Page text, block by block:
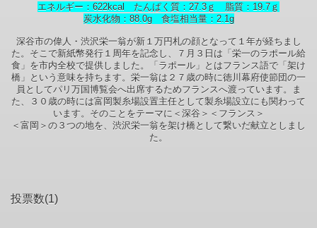
エネルギー：622kcal たんぱく質：27.3ｇ 脂質：19.7ｇ
炭水化物：88.0g 食塩相当量：2.1g
深谷市の偉人・渋沢栄一翁が新１万円札の顔となって１年が経ちまし
た。そこで新紙幣発行１周年を記念し、７月３日は「栄一のラポール給
食」を市内全校で提供しました。「ラポール」とはフランス語で「架け
橋」という意味を持ちます。栄一翁は２７歳の時に徳川幕府使節団の一
員としてパリ万国博覧会へ出席するためフランスへ渡っています。ま
た、３０歳の時には富岡製糸場設置主任として製糸場設立にも関わって
います。そのことをテーマに＜深谷＞＜フランス＞
＜富岡＞の３つの地を、渋沢栄一翁を架け橋として繋いだ献立としまし
た。
投票数(1)